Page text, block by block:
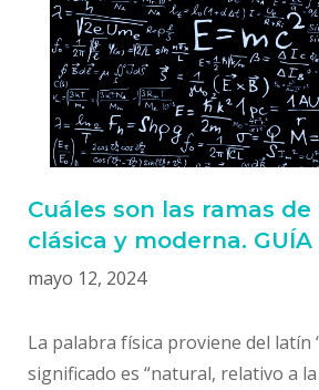
Cuáles son las ramas de
clásica y moderna. GUÍA
mayo 12, 2024
La palabra física proviene del latín
significado es “natural, relativo a